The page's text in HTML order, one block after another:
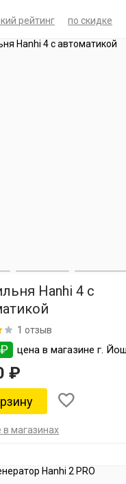
рейтинг по скидке
Hanhi 4 с
1 отзыв
цена в магазине г.
₽
в магазинах